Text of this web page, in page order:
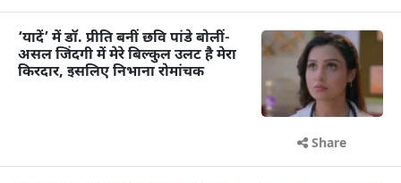
‘यादें’ में डॉ. प्रीति बनीं छवि पांडे बोलीं-
असल जिंदगी में मेरे बिल्कुल उलट है मेरा
किरदार, इसलिए निभाना रोमांचक
Share